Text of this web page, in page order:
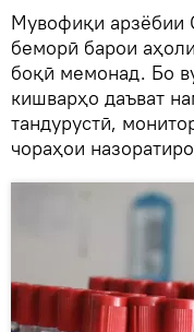
Мувофиқи арзёбии
беморӣ барои
боқӣ мемонад. Бо
кишварҳо даъват
тандурустӣ,
чораҳои